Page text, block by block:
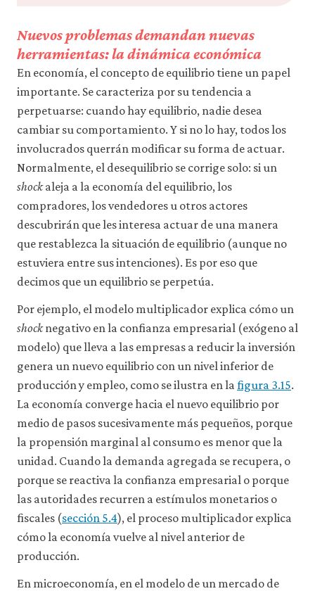
Nuevos problemas demandan nuevas
herramientas: la dinámica económica
En economía, el concepto de equilibrio tiene un papel
importante. Se caracteriza por su tendencia a
perpetuarse: cuando hay equilibrio, nadie desea
cambiar su comportamiento. Y si no lo hay, todos los
involucrados querrán modificar su forma de actuar.
Normalmente, el desequilibrio se corrige solo: si un
shockaleja a la economía del equilibrio, los
compradores, los vendedores u otros actores
descubrirán que les interesa actuar de una manera
que restablezca la situación de equilibrio (aunque no
estuviera entre sus intenciones). Es por eso que
decimos que un equilibrio se perpetúa.
Por ejemplo, el modelo multiplicador explica cómo un
shocknegativo en la confianza empresarial (exógeno al
modelo) que lleva a las empresas a reducir la inversión
genera un nuevo equilibrio con un nivel inferior de
producción y empleo, como se ilustra en la figura 3.15.
La economía converge hacia el nuevo equilibrio por
medio de pasos sucesivamente más pequeños, porque
la propensión marginal al consumo es menor que la
unidad. Cuando la demanda agregada se recupera, o
porque se reactiva la confianza empresarial o porque
las autoridades recurren a estímulos monetarios o
fiscales (sección 5.4), el proceso multiplicador explica
cómo la economía vuelve al nivel anterior de
producción.
En microeconomía, en el modelo de un mercado de